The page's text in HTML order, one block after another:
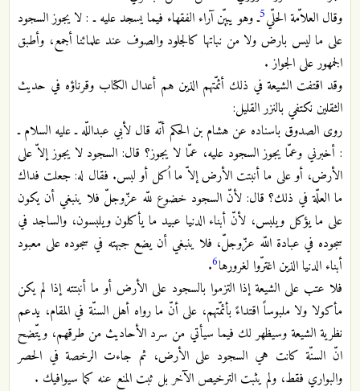
وقال العلاّمة الحلّي5ـ وهو يبيّن آراء الفقهاء فيما يسجد عليه ـ : لا يجوز السجود
على ما ليس بارض ولا من نباتها كالجلود والصوف عند علمائنا أجمع، وأطبق
الجمهور على الجواز .
وقد اقتفت الشيعة في ذلك أئمّتهم الذين هم أعدال الكتاب وقرناؤه في حديث
الثقلين نكتفي بالنزر القليل:
روى الصدوق باسناده عن هشام بن الحكم أنّه قال لأبي عبداللّه ـ عليه السلام ـ
: أخبرني وعمّا يجوز السجود عليه، عمّا لا يجوز؟ قال: السجود لا يجوز إلاّ على
الأرض، أو على ما أنبتت الأرض إلاّ ما اُكل أو لبس. فقال له: جعلت فداك
ما العلّة في ذلك؟ قال: لأنّ السجود خضوع للّه عزّوجلّ فلا ينبغي أن يكون
على ما يؤكل ويلبس، لأنّ أبناء الدنيا عبيد ما يأكلون ويلبسون، والساجد في
سجوده في عبادة اللّه عزّوجلّ، فلا ينبغي أن يضع جبهته في سجوده على معبود
أبناء الدنيا الذين اغترّوا لغرورها6
.
فلا عتب على الشيعة إذا التزموا بالسجود على الأرض أو ما أنبتته إذا لم يكن
مأكولا ولا ملبوساً اقتداءً بأئمّتهم، على أنّ ما رواه أهل السنّة في المقام، يدعم
نظرية الشيعة وسيظهر لك فيما سيأتي من سرد الأحاديث من طرقهم، ويتّضح
انّ السنّة كانت هي السجود على الأرض، ثم جاءت الرخصة في الحصر
والبواري فقط، ولم يثبت الترخيص الآخر بل ثبت المنع عنه كما سيوافيك .